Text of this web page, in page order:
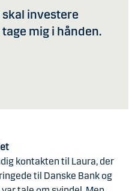
investere
mig i hånden.
kontakten til Laura, der
til Danske Bank og